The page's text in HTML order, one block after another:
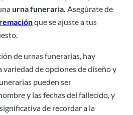
urna funeraria. Asegúrate de
que se ajuste a tus
de urnas funerarias, hay
de opciones de diseño y
pueden ser
y las fechas del fallecido, y
de recordar a la